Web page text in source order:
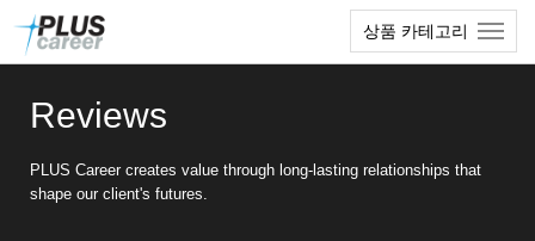
상품 카테고리
Reviews
PLUS Career creates value through long-lasting relationships that
shape our client's futures.